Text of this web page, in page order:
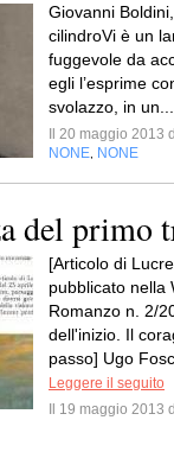
Giovanni
cilindroVi è un
fuggevole da
egli l’esprime
svolazzo, in un...
Il 20 maggio 2013
NONE NONE
del primo
[Articolo di
pubblicato nella
Romanzo n. 2/
dell'inizio. Il
passo] Ugo
Leggere il seguito
Il 19 maggio 2013